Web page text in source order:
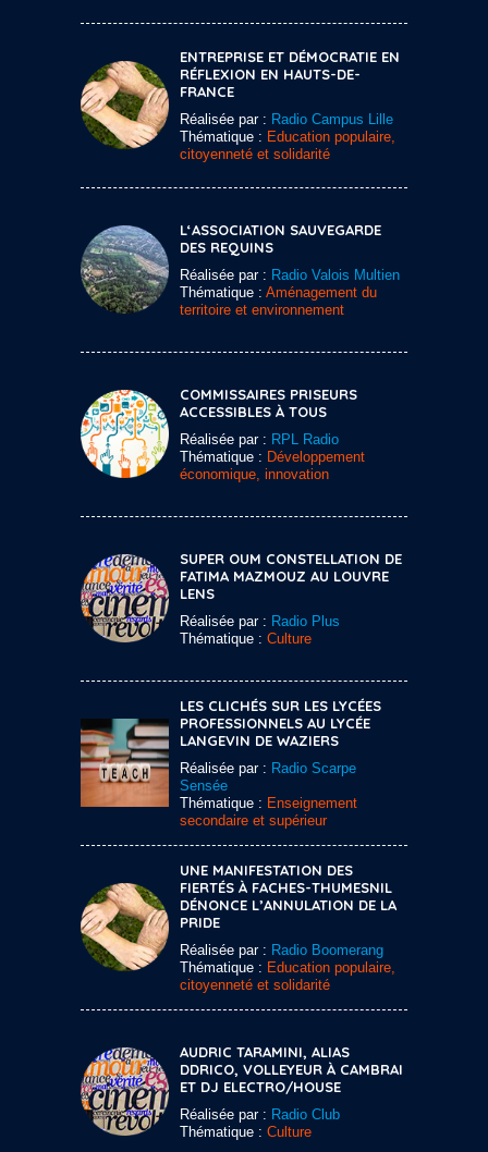
ENTREPRISE ET DÉMOCRATIE EN
RÉFLEXION EN HAUTS-DE-
FRANCE
Réalisée par : Radio Campus Lille
Thématique : Education populaire,
citoyenneté et solidarité
L‘ASSOCIATION SAUVEGARDE
DES REQUINS
Réalisée par : Radio Valois Multien
Thématique : Aménagement du
territoire et environnement
COMMISSAIRES PRISEURS
ACCESSIBLES À TOUS
Réalisée par : RPL Radio
Thématique : Développement
économique, innovation
SUPER OUM CONSTELLATION DE
FATIMA MAZMOUZ AU LOUVRE
LENS
Réalisée par : Radio Plus
Thématique : Culture
LES CLICHÉS SUR LES LYCÉES
PROFESSIONNELS AU LYCÉE
LANGEVIN DE WAZIERS
Réalisée par : Radio Scarpe
Sensée
Thématique : Enseignement
secondaire et supérieur
UNE MANIFESTATION DES
FIERTÉS À FACHES-THUMESNIL
DÉNONCE L’ANNULATION DE LA
PRIDE
Réalisée par : Radio Boomerang
Thématique : Education populaire,
citoyenneté et solidarité
AUDRIC TARAMINI, ALIAS
DDRICO, VOLLEYEUR À CAMBRAI
ET DJ ELECTRO/HOUSE
Réalisée par : Radio Club
Thématique : Culture